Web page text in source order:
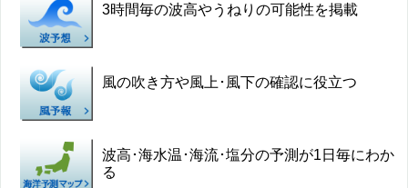
3時間毎の波高やうねりの可能性を掲載
風の吹き方や風上･風下の確認に役立つ
波高･海水温･海流･塩分の予測が1日毎にわか
る